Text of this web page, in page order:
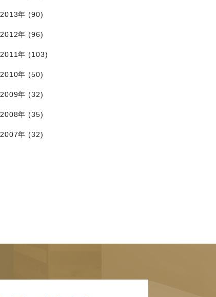
2013年 (90)
2012年 (96)
2011年 (103)
2010年 (50)
2009年 (32)
2008年 (35)
2007年 (32)